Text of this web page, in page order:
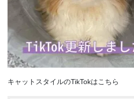
キャットスタイルのTikTokはこちら